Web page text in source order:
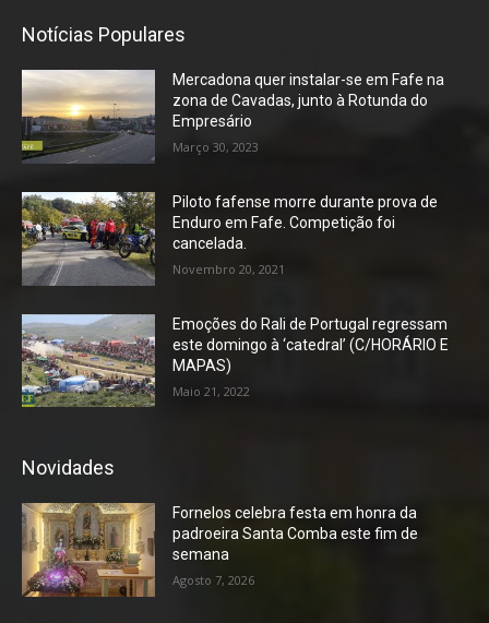
Notícias Populares
Mercadona quer instalar-se em Fafe na
zona de Cavadas, junto à Rotunda do
Empresário
Março 30, 2023
Piloto fafense morre durante prova de
Enduro em Fafe. Competição foi
cancelada.
Novembro 20, 2021
Emoções do Rali de Portugal regressam
este domingo à ‘catedral’ (C/HORÁRIO E
MAPAS)
Maio 21, 2022
Novidades
Fornelos celebra festa em honra da
padroeira Santa Comba este fim de
semana
Agosto 7, 2026